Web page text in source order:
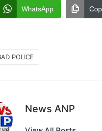
WhatsApp
POLICE
News ANP